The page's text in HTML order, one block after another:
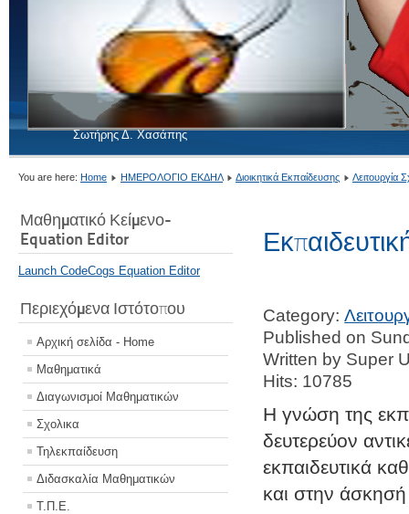
Σωτήρης Δ. Χασάπης
You are here: Home ΗΜΕΡΟΛΟΓΙΟ ΕΚΔΗΛ Διοικητικά Εκπαίδευσης Λειτουργία
Μαθηματικό Κείμενο-
Equation Editor
Launch CodeCogs Equation Editor
Περιεχόμενα Ιστότοπου
Αρχική σελίδα - Home
Μαθηματικά
Διαγωνισμοί Μαθηματικών
Σχολικα
Τηλεκπαίδευση
Διδασκαλία Μαθηματικών
Τ.Π.Ε.
Category:
Published on
Written by Super
Hits: 10785
Η γνώση της
δευτερεύον
εκπαιδευτικά
και στην